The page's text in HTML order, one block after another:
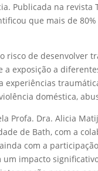
Publicada na revista
que mais de
risco de desenvolver
exposição a
experiências
doméstica,
Profa. Dra. Alicia
de Bath, com a
com a
impacto